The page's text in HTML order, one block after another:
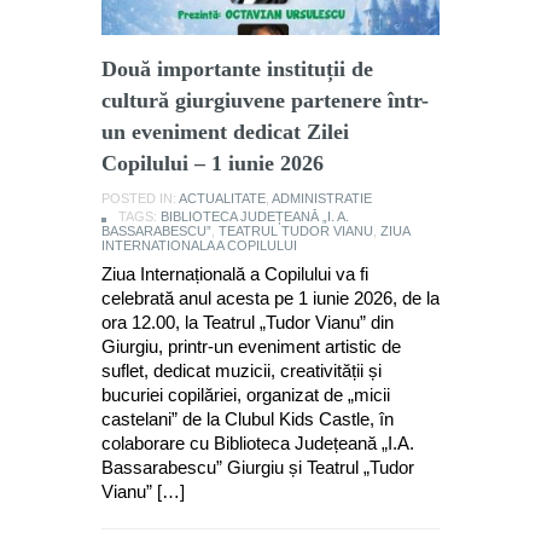
Două importante instituții de
cultură giurgiuvene partenere într-
un eveniment dedicat Zilei
Copilului – 1 iunie 2026
POSTED IN: ACTUALITATE ADMINISTRATIE
TAGS: BIBLIOTECA JUDEȚEANĂ „I. A.
BASSARABESCU” TEATRUL TUDOR VIANU ZIUA
INTERNATIONALA A COPILULUI
Ziua Internațională a Copilului va fi
celebrată anul acesta pe 1 iunie 2026, de la
ora 12.00, la Teatrul „Tudor Vianu” din
Giurgiu, printr-un eveniment artistic de
suflet, dedicat muzicii, creativității și
bucuriei copilăriei, organizat de „micii
castelani” de la Clubul Kids Castle, în
colaborare cu Biblioteca Județeană „I.A.
Bassarabescu” Giurgiu și Teatrul „Tudor
Vianu” […]